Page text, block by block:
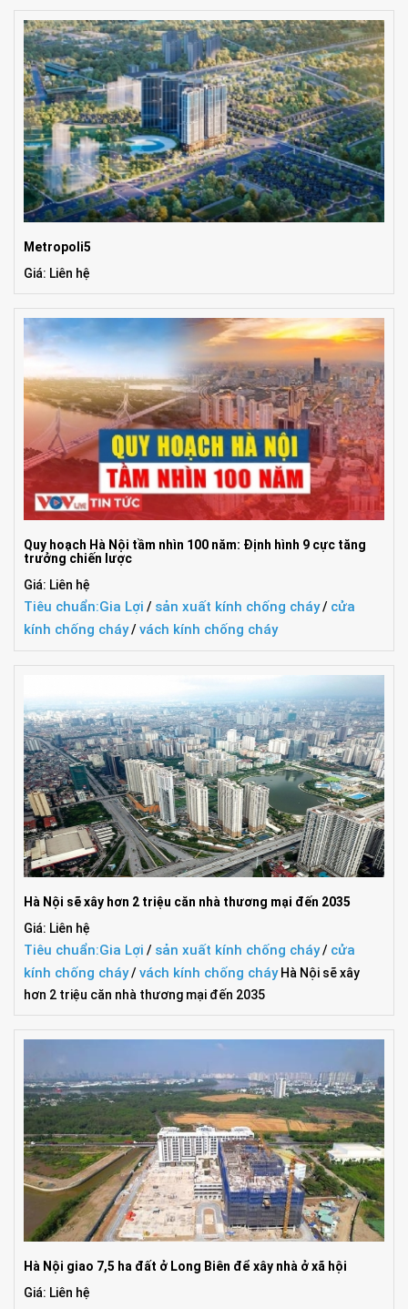
Metropoli5
Giá: Liên hệ
Quy hoạch Hà Nội tầm nhìn 100 năm: Định hình 9 cực tăng
trưởng chiến lược
Giá: Liên hệ
Tiêu chuẩn:Gia Lợi / sản xuất kính chống cháy/ cửa
kính chống cháy/ vách kính chống cháy
Hà Nội sẽ xây hơn 2 triệu căn nhà thương mại đến 2035
Giá: Liên hệ
Tiêu chuẩn:Gia Lợi / sản xuất kính chống cháy/ cửa
kính chống cháy/ vách kính chống cháyHà Nội sẽ xây
hơn 2 triệu căn nhà thương mại đến 2035
Hà Nội giao 7,5 ha đất ở Long Biên để xây nhà ở xã hội
Giá: Liên hệ